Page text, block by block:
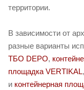
территории.
В зависимости от
разные варианты
ТБО DEPO,
площадка VERTIKAL,
и контейнерная